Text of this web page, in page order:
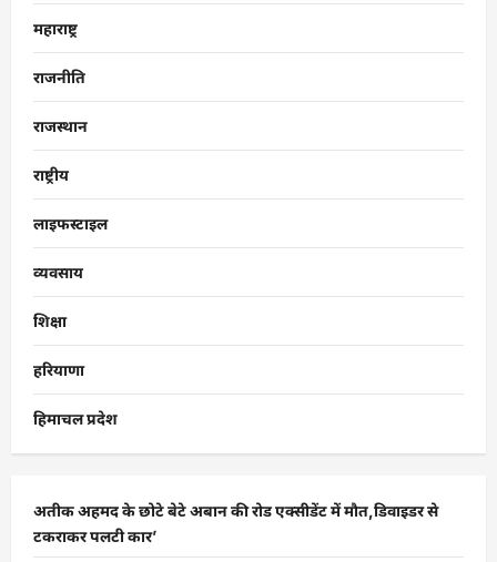
महाराष्ट्र
राजनीति
राजस्थान
राष्ट्रीय
लाइफस्टाइल
व्यवसाय
शिक्षा
हरियाणा
हिमाचल प्रदेश
अतीक अहमद के छोटे बेटे अबान की रोड एक्सीडेंट में मौत,डिवाइडर से
टकराकर पलटी कार’